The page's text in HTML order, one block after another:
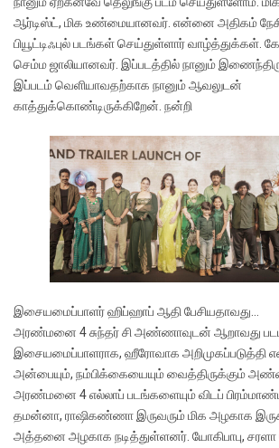
ஆர்டிஸ்ட், மிக உண்மையானவர். என்னை அதிகம்
பியூட்டிஃபுல் படங்கள் செய்துள்ளார் வாழ்த்துக்கள்.
செம்ம ஜாலியானவர். இப்படத்தில் நானும்
இப்படம் வெளியாவதற்காக நானும் ஆவலுடன்
காத்துக்கொண்டிருக்கிறேன். நன்றி
இசையமைப்பாளர் ஹிப்ஹாப் ஆதி பேசியதாவது…
அரண்மனை 4 சுந்தர் சி அண்ணாவுடன் ஆறாவது
இசையமைப்பாளராக, ஹீரோவாக அறிமுகப்படுத்தி
அன்பையும், நம்பிக்கையையும் வைத்திருக்கும்
அரண்மனை 4 எல்லாப் படங்களையும் விடப்
தமன்னா, ராஷிகண்ணா இருவரும் மிக அழகாக
அத்தனை அழகாக நடித்துள்ளனர். யோகிபாபு, சரளா